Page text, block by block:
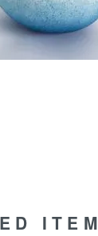
ITEM